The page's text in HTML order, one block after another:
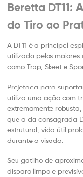
Beretta DT11:
do Tiro ao
A DT11 é a principal
utilizada pelos
como Trap, Skeet e
Projetada para
utiliza uma ação com
extremamente
que a da consagrada
estrutural, vida útil
durante a visada.
Seu gatilho de
disparo limpo e